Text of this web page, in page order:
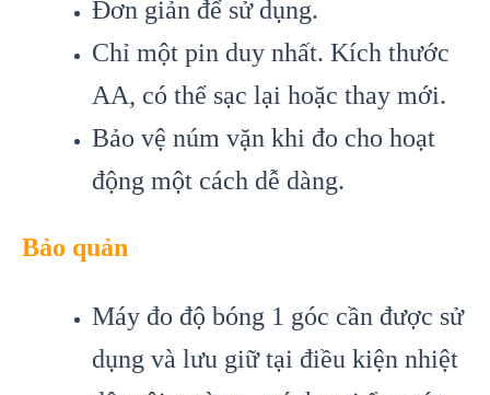
Đơn giản để sử dụng.
Chỉ một pin duy nhất. Kích thước
AA, có thể sạc lại hoặc thay mới.
Bảo vệ núm vặn khi đo cho hoạt
động một cách dễ dàng.
Bảo quản
Máy đo độ bóng 1 góc cần được sử
dụng và lưu giữ tại điều kiện nhiệt